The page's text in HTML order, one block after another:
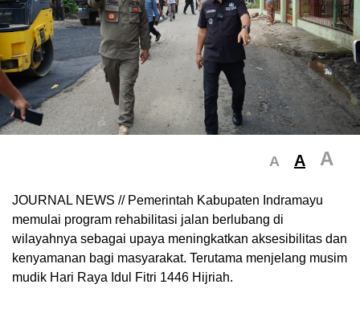
A A A
JOURNAL NEWS // Pemerintah Kabupaten Indramayu
memulai program rehabilitasi jalan berlubang di
wilayahnya sebagai upaya meningkatkan aksesibilitas dan
kenyamanan bagi masyarakat. Terutama menjelang musim
mudik Hari Raya Idul Fitri 1446 Hijriah.